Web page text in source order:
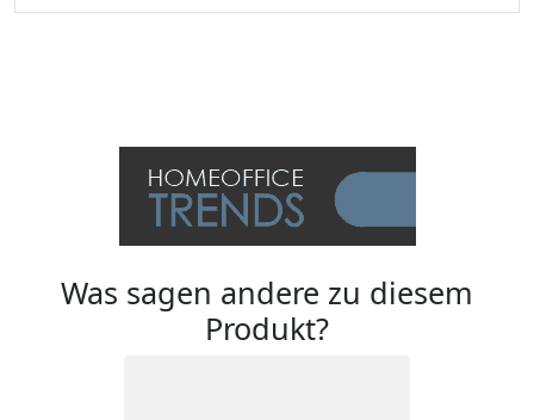
Was sagen andere zu diesem
Produkt?